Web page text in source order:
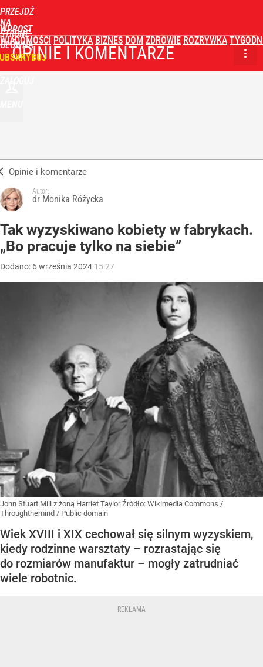
PRZEJDŹ
NA
STRONĘ
GŁÓWNĄ
WPROST
WIADOMOŚCI POLITYKA BIZNES DOM ZDROWIE ROZRYWKA
OPINIE I KOMENTARZE
Opinie i komentarze
Autor:
dr Monika Różycka
Tak wyzyskiwano kobiety w fabrykach.
„Bo pracuje tylko na siebie”
Dodano: 6września 2024 15:27
John Stuart Mill z żoną Harriet TaylorŹródło: Wikimedia Commons /
Throughthemind / Public domain
Wiek XVIII i XIX cechował się silnym wyzyskiem,
kiedy rodzinne warsztaty – rozrastając się
do rozmiarów manufaktur – mogły zatrudniać
wiele robotnic.